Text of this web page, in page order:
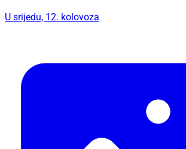
U srijedu, 12. kolovoza